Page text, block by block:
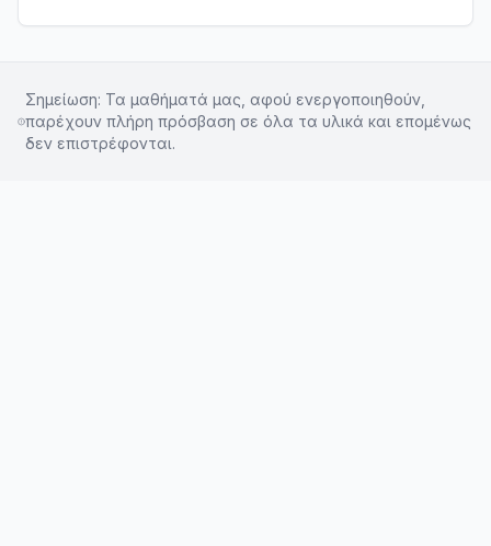
Σημείωση: Τα μαθήματά μας, αφού ενεργοποιηθούν,
παρέχουν πλήρη πρόσβαση σε όλα τα υλικά και επομένως
δεν επιστρέφονται.